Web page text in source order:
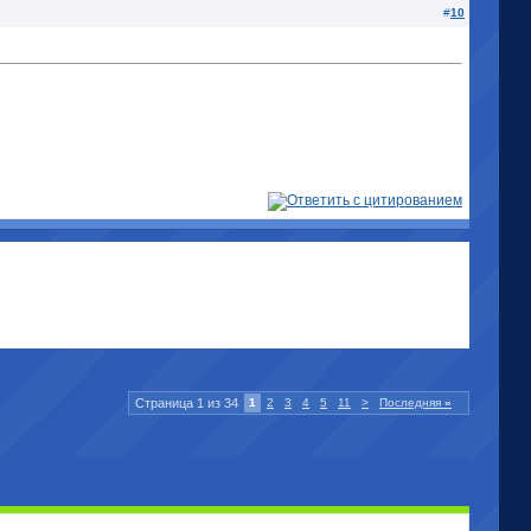
#10
Страница 1 из 34 1 2 3 4 5 11 > Последняя »